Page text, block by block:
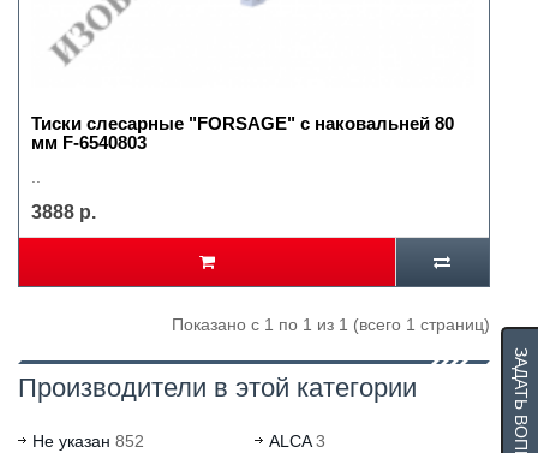
Тиски слесарные "FORSAGE" с наковальней 80
мм F-6540803
3888 р.
Показано с 1 по 1 из 1 (всего 1 страниц)
Производители в этой категории
Не указан 852 ALCA3 ЗАДАТЬ ВОПРОС